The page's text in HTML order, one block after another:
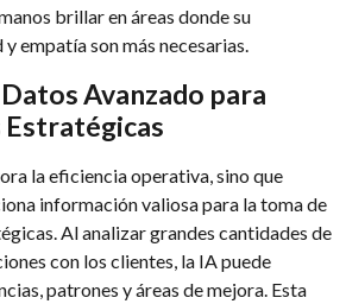
brillar en áreas donde su
empatía son más necesarias.
Avanzado para
Estratégicas
la eficiencia operativa, sino que
información valiosa para la toma de
Al analizar grandes cantidades de
con los clientes, la IA puede
patrones y áreas de mejora. Esta